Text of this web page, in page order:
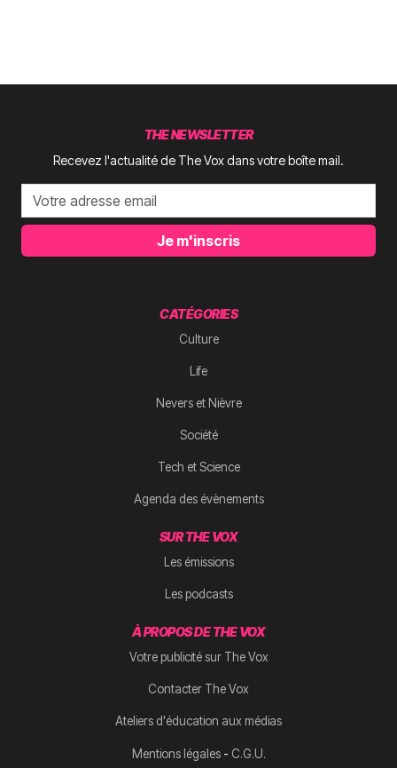
THE NEWSLETTER
Recevez l'actualité de The Vox dans votre boîte mail.
Je m'inscris
CATÉGORIES
Culture
Life
Nevers et Nièvre
Société
Tech et Science
Agenda des évènements
SUR THE VOX
Les émissions
Les podcasts
À PROPOS DE THE VOX
Votre publicité sur The Vox
Contacter The Vox
Ateliers d'éducation aux médias
Mentions légales- C.G.U.